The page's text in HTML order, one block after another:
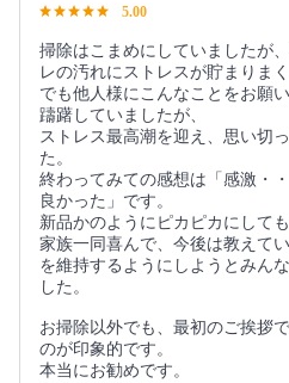
5.00
掃除はこまめにしていましたが
レの汚れにストレスが貯まりま
でも他人様にこんなことをお願
躊躇していましたが、
ストレス最高潮を迎え、思い切
た。
終わってみての感想は「感激・
良かった」です。
新品かのようにピカピカにして
家族一同喜んで、今後は教えて
を維持するようにしようとみん
した。
お掃除以外でも、最初のご挨拶
のが印象的です。
本当にお勧めです。